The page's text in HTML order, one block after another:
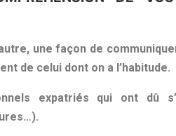
une façon de
de celui dont on a l’habitude.
expatriés qui ont dû